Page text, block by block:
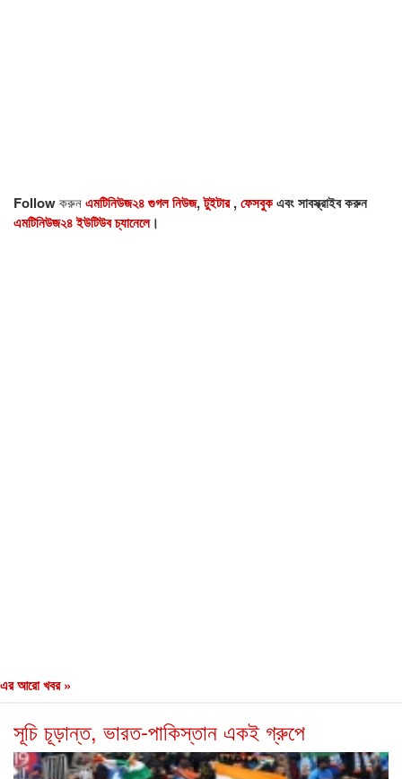
Followকরুনএমটিনিউজ২৪ গুগল নিউজ,টুইটার,ফেসবুকএবং সাবস্ক্রাইব করুন
এমটিনিউজ২৪ ইউটিউব চ্যানেলে।
এর আরো খবর »
সূচি চূড়ান্ত, ভারত-পাকিস্তান একই গ্রুপে